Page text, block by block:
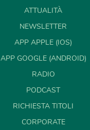
ATTUALITÀ
NEWSLETTER
APP APPLE (IOS)
APP GOOGLE (ANDROID)
RADIO
PODCAST
RICHIESTA TITOLI
CORPORATE